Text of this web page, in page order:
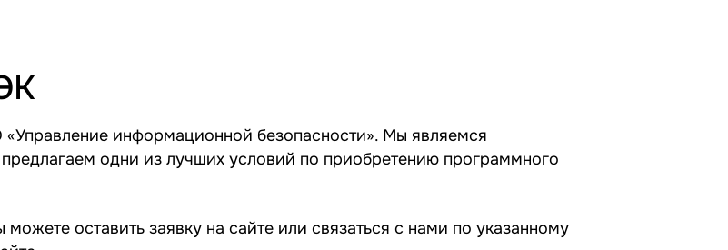
информационной безопасности». Мы являемся
одни из лучших условий по приобретению программного
оставить заявку на сайте или связаться с нами по указанному